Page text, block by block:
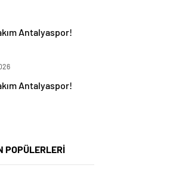
Antalyaspor!
Antalyaspor!
POPÜLERLERİ